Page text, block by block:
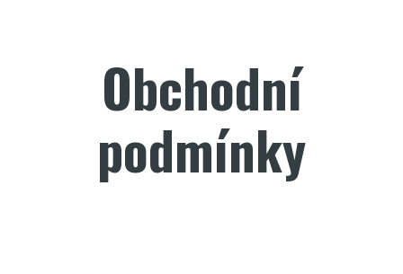
Obchodní
podmínky